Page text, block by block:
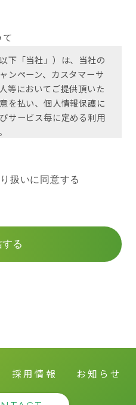
下「当社」）は、当社の
ンペーン、カスタマーサ
等においてご提供頂いた
を払い、個人情報保護に
サービス毎に定める利用
報」とは、当社が直接ま
ることができ、それによ
ものをいい、その取得媒
扱いに同意する
採用情報 お知らせ